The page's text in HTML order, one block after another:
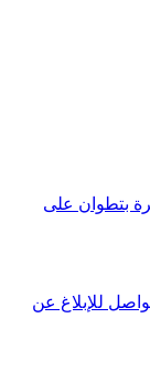
بتطوان على
للإبلاغ عن